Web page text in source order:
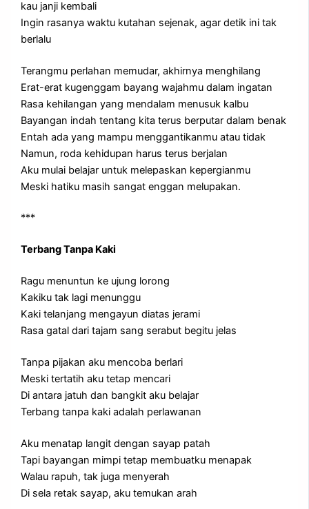
kau janji kembali
Ingin rasanya waktu kutahan sejenak, agar detik ini tak
berlalu
Terangmu perlahan memudar, akhirnya menghilang
Erat-erat kugenggam bayang wajahmu dalam ingatan
Rasa kehilangan yang mendalam menusuk kalbu
Bayangan indah tentang kita terus berputar dalam benak
Entah ada yang mampu menggantikanmu atau tidak
Namun, roda kehidupan harus terus berjalan
Aku mulai belajar untuk melepaskan kepergianmu
Meski hatiku masih sangat enggan melupakan.
***
Terbang Tanpa Kaki
Ragu menuntun ke ujung lorong
Kakiku tak lagi menunggu
Kaki telanjang mengayun diatas jerami
Rasa gatal dari tajam sang serabut begitu jelas
Tanpa pijakan aku mencoba berlari
Meski tertatih aku tetap mencari
Di antara jatuh dan bangkit aku belajar
Terbang tanpa kaki adalah perlawanan
Aku menatap langit dengan sayap patah
Tapi bayangan mimpi tetap membuatku menapak
Walau rapuh, tak juga menyerah
Di sela retak sayap, aku temukan arah